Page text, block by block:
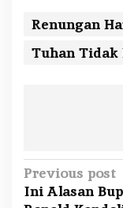
Renungan
Tuhan Tidak
P
o
Previous post
Ini Alasan